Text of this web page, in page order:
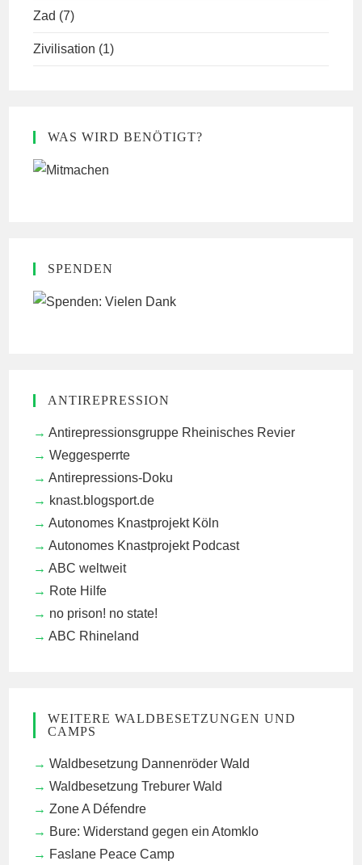
Zad (7)
Zivilisation (1)
WAS WIRD BENÖTIGT?
SPENDEN
ANTIREPRESSION
Antirepressionsgruppe Rheinisches Revier
Weggesperrte
Antirepressions-Doku
knast.blogsport.de
Autonomes Knastprojekt Köln
Autonomes Knastprojekt Podcast
ABC weltweit
Rote Hilfe
no prison! no state!
ABC Rhineland
WEITERE WALDBESETZUNGEN UND
CAMPS
Waldbesetzung Dannenröder Wald
Waldbesetzung Treburer Wald
Zone A Défendre
Bure: Widerstand gegen ein Atomklo
Faslane Peace Camp